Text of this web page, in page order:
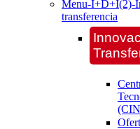
Menu-I+D+I(2)-
transferencia